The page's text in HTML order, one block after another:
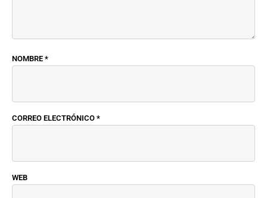
NOMBRE *
CORREO ELECTRÓNICO *
WEB